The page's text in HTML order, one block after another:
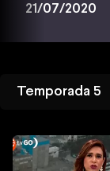
21/07/2020